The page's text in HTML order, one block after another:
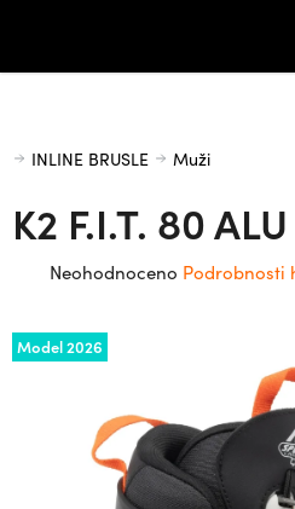
DomůINLINE BRUSLE Muži
K2 F.I.T. 80 ALU
Průměrné
produktu
je
Neohodnoceno Podrobnosti
Model 2026